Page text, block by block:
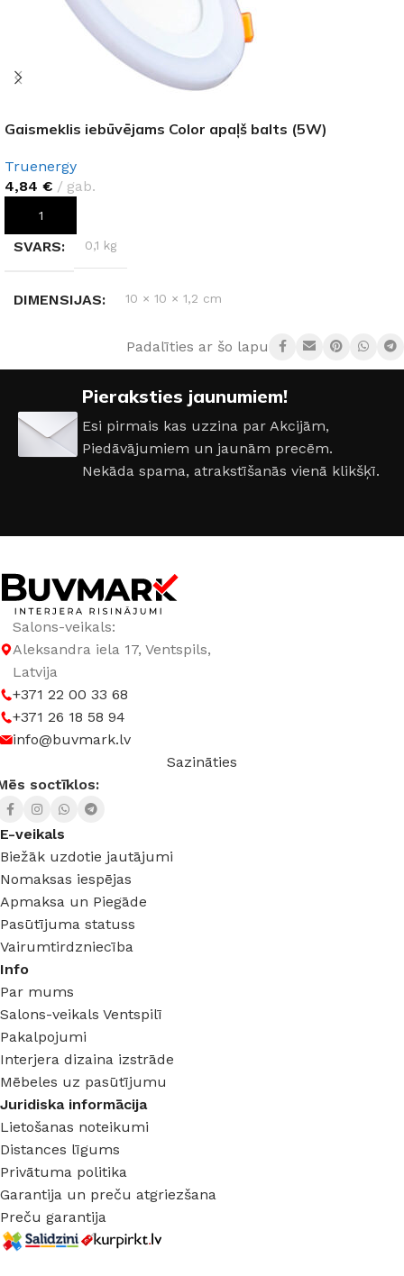
Gaismeklis iebūvējams Color apaļš balts (5W)
Truenergy
4,84 € gab.
PIEVIENOT GROZAM
SVARS 0,1 kg
DIMENSIJAS 10 × 10 × 1,2 cm
AIZSARDZĪBAS KLASE IP20
5 W
KRĀSA Balts
GAISMAS TEMPERATŪRA
4000 K (neitrāli balta)
SPRIEGUMS AC:110-265 V
Truenergy
Padalīties ar šo lapu:
Pieraksties jaunumiem!
Esi pirmais kas uzzina par Akcijām,
Piedāvājumiem un jaunām precēm.
Nekāda spama, atrakstīšanās vienā klikšķī.
Salons-veikals:
Aleksandra iela 17, Ventspils,
Latvija
+371 22 00 33 68
+371 26 18 58 94
info@buvmark.lv
Sazināties
soctīklos:
E-veikals
Biežāk uzdotie jautājumi
Nomaksas iespējas
Apmaksa un Piegāde
Pasūtījuma statuss
Vairumtirdzniecība
Info
Par mums
Salons-veikals Ventspilī
Pakalpojumi
Interjera dizaina izstrāde
Mēbeles uz pasūtījumu
Juridiska informācija
Lietošanas noteikumi
Distances līgums
Privātuma politika
Garantija un preču atgriezšana
Preču garantija